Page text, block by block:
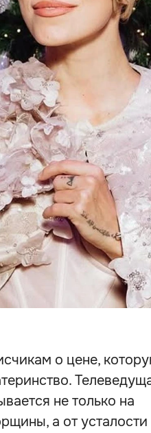
о цене,
не только на
а от усталости